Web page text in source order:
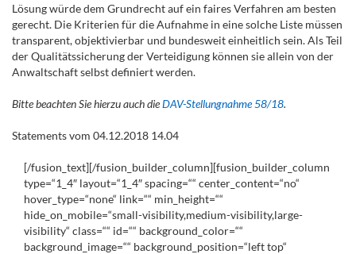
Lösung würde dem Grund­recht auf ein faires Verfahren am besten
gerecht. Die Kriterien für die Aufnahme in eine solche Liste müssen
trans­parent, objek­ti­vierbar und bundesweit einheitlich sein. Als Teil
der Qualitätssicherung der Vertei­digung können sie allein von der
Anwalt­schaft selbst definiert werden.
Bitte beachten Sie hierzu auch dieDAV-Stellungnahme 58/18.
Statements vom 04.12.2018 14.04
[/fusion_text][/fusion_builder_column][fusion_builder_column
type=“1_4″ layout=“1_4″ spacing=““ center_content=“no“
hover_type=“none“ link=““ min_height=““
hide_on_mobile=“small-visibility,medium-visibility,large-
visibility“ class=““ id=““ background_color=““
background_image=““ background_position=“left top“